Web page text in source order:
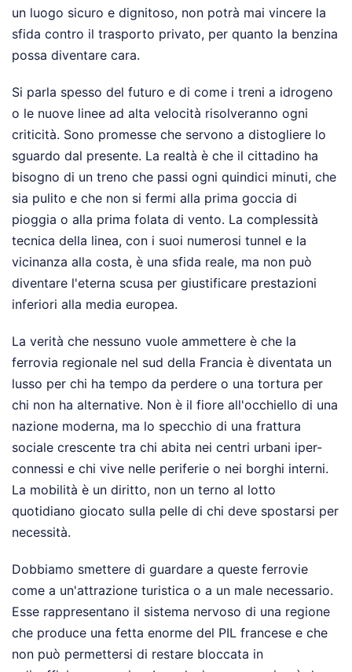
un luogo sicuro e dignitoso, non potrà mai vincere la
sfida contro il trasporto privato, per quanto la benzina
possa diventare cara.
Si parla spesso del futuro e di come i treni a idrogeno
o le nuove linee ad alta velocità risolveranno ogni
criticità. Sono promesse che servono a distogliere lo
sguardo dal presente. La realtà è che il cittadino ha
bisogno di un treno che passi ogni quindici minuti, che
sia pulito e che non si fermi alla prima goccia di
pioggia o alla prima folata di vento. La complessità
tecnica della linea, con i suoi numerosi tunnel e la
vicinanza alla costa, è una sfida reale, ma non può
diventare l'eterna scusa per giustificare prestazioni
inferiori alla media europea.
La verità che nessuno vuole ammettere è che la
ferrovia regionale nel sud della Francia è diventata un
lusso per chi ha tempo da perdere o una tortura per
chi non ha alternative. Non è il fiore all'occhiello di una
nazione moderna, ma lo specchio di una frattura
sociale crescente tra chi abita nei centri urbani iper-
connessi e chi vive nelle periferie o nei borghi interni.
La mobilità è un diritto, non un terno al lotto
quotidiano giocato sulla pelle di chi deve spostarsi per
necessità.
Dobbiamo smettere di guardare a queste ferrovie
come a un'attrazione turistica o a un male necessario.
Esse rappresentano il sistema nervoso di una regione
che produce una fetta enorme del PIL francese e che
non può permettersi di restare bloccata in